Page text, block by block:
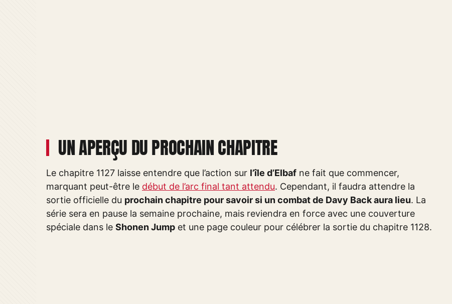
UN APERÇU DU PROCHAIN CHAPITRE
Le chapitre 1127 laisse entendre que l’action sur l’île d’Elbaf ne fait que commencer,
marquant peut-être le début de l’arc final tant attendu. Cependant, il faudra attendre la
sortie officielle du prochain chapitre pour savoir si un combat de Davy Back aura lieu. La
série sera en pause la semaine prochaine, mais reviendra en force avec une couverture
spéciale dans le Shonen Jump et une page couleur pour célébrer la sortie du chapitre 1128.